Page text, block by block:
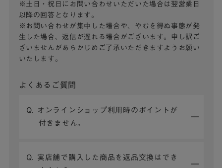
※土日・祝日にお問い合わせいただいた場合は翌営業日
以降の回答となります。
※お問い合わせが集中した場合や、やむを得ぬ事態が発
生した場合、返信が遅れる場合がございます。申し訳ご
ざいませんがあらかじめご了承いただきますようお願い
いたします。
よくあるご質問
Q. オンラインショップ利用時のポイントが
付きません。
Q. 実店舗で購入した商品を返品交換はでき